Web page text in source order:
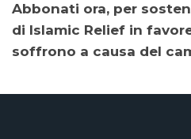
Abbonati ora, per
di Islamic Relief in
soffrono a causa del